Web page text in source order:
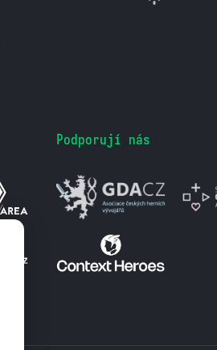
Podporují nás